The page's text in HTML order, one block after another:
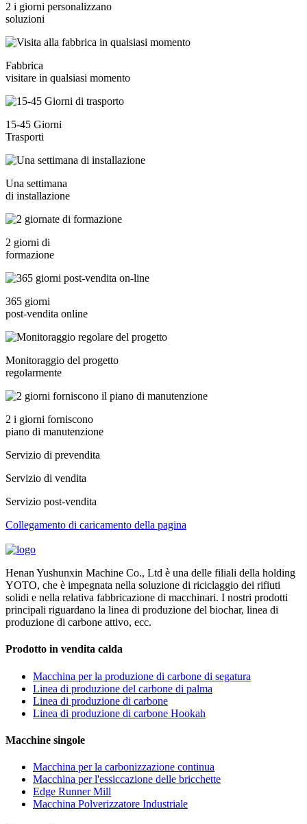
2 i giorni personalizzano
soluzioni
Fabbrica
visitare in qualsiasi momento
15-45 Giorni
Trasporti
Una settimana
di installazione
2 giorni di
formazione
365 giorni
post-vendita online
Monitoraggio del progetto
regolarmente
2 i giorni forniscono
piano di manutenzione
Servizio di prevendita
Servizio di vendita
Servizio post-vendita
Collegamento di caricamento della pagina
Henan Yushunxin Machine Co., Ltd è una delle filiali della holding
YOTO, che è impegnata nella soluzione di riciclaggio dei rifiuti
solidi e nella relativa fabbricazione di macchinari. I nostri prodotti
principali riguardano la linea di produzione del biochar, linea di
produzione di carbone attivo, ecc.
Prodotto in vendita calda
Macchina per la produzione di carbone di segatura
Linea di produzione del carbone di palma
Linea di produzione di carbone
Linea di produzione di carbone Hookah
Macchine singole
Macchina per la carbonizzazione continua
Macchina per l'essiccazione delle bricchette
Edge Runner Mill
Macchina Polverizzatore Industriale